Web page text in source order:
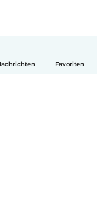
Favoriten